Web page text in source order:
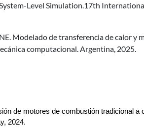
Level Simulation.17th
Modelado de transferencia de calor y
computacional. Argentina, 2025.
de motores de combustión tradicional a
2024.